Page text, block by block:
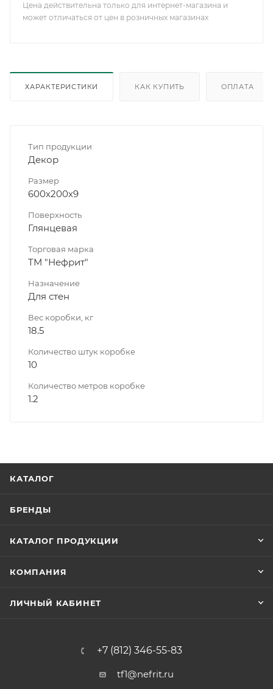
Цена действительна только для интернет-магазина и
может отличаться от цен в розничных магазинах
ХАРАКТЕРИСТИКИ КАК КУПИТЬ ОПЛАТА
Тип продукции
Декор
Размер
600х200х9
Поверхность
Глянцевая
Торговая марка
ТМ "Нефрит"
Назначение
Для стен
Вес коробки, кг
18.5
Количество штук коробке
10
Количество метров коробке
1.2
КАТАЛОГ
БРЕНДЫ
КАТАЛОГ ПРОДУКЦИИ
КОМПАНИЯ
ЛИЧНЫЙ КАБИНЕТ
+7 (812) 346-55-83
tf1@nefrit.ru